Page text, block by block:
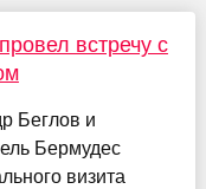
встречу с
Беглов и
Бермудес
визита